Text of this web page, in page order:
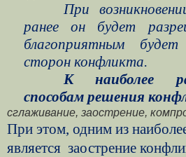
При
ранее он будет
благоприятным
сторон конфликта.
К наиболее
способам решения
сглаживание, заострение,
При этом, одним из
является заострение